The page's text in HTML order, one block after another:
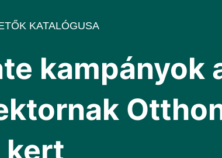
KATALÓGUSA
kampányok
kert